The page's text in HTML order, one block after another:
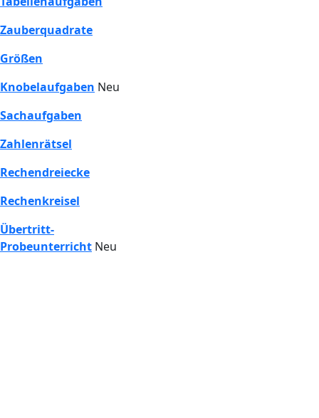
Zauberquadrate
Größen
Knobelaufgaben Neu
Sachaufgaben
Zahlenrätsel
Rechendreiecke
Rechenkreisel
Übertritt-
Probeunterricht Neu